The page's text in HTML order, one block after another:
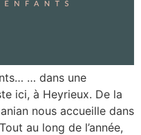
… dans une
ici, à Heyrieux. De la
nous accueille dans
au long de l’année,